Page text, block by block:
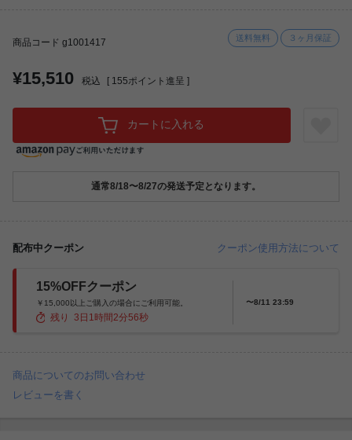
商品コード g1001417 送料無料 ３ヶ月保証
¥15,510 税込 [ 155ポイント進呈 ]
カートに入れる
通常8/18〜8/27の発送予定となります。
配布中クーポン クーポン使用方法について
15%OFFクーポン
￥15,000以上ご購入の場合にご利用可能。
残り 3 日 1 時間 2分55秒
〜8/11 23:59
商品についてのお問い合わせ
レビューを書く